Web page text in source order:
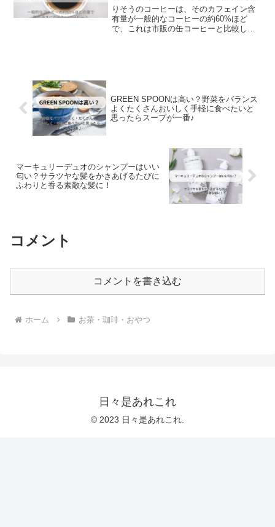
いコーヒー♪
りそうのコーヒーは、そのカフェイン含
有量が一般的なコーヒーの約60%ほど
で、これは市販の缶コーヒーと比較して
GREEN SPOONは高い？野菜をバランス
よくたくさんおいしく手軽に食べたいと
思ったらスープが一番♪
マーキュリーデュオのシャンプーはいい
匂い？サラツヤな髪をかきあげるたびに
ふわりと香る素敵な髪に！
コメント
コメントを書き込む
ホーム お茶・珈琲・おやつ
日々是あれこれ
© 2023 日々是あれこれ.